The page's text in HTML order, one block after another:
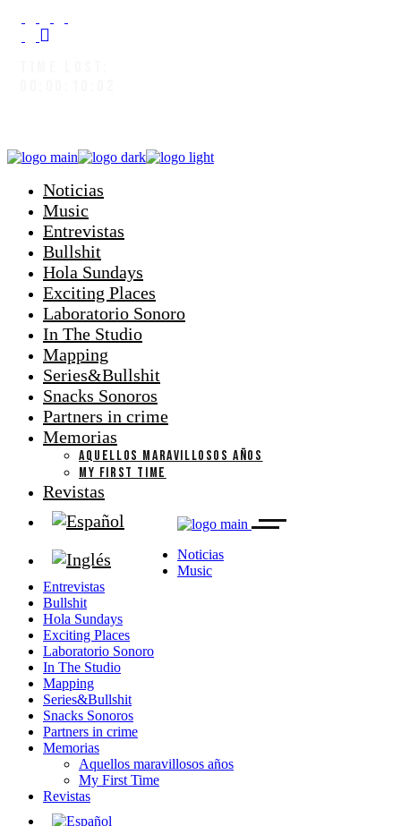
Noticias
Music
Entrevistas
Bullshit
Hola Sundays
Exciting Places
Laboratorio Sonoro
In The Studio
Mapping
Series&Bullshit
Snacks Sonoros
Partners in crime
Memorias
AQUELLOS MARAVILLOSOS AÑOS
MY FIRST TIME
Revistas
Noticias
Music
Entrevistas
Bullshit
Hola Sundays
Exciting Places
Laboratorio Sonoro
In The Studio
Mapping
Series&Bullshit
Snacks Sonoros
Partners in crime
Memorias
Aquellos maravillosos años
My First Time
Revistas